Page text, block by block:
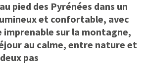
pied des Pyrénées dans un
et confortable, avec
imprenable sur la montagne,
au calme, entre nature et
pas